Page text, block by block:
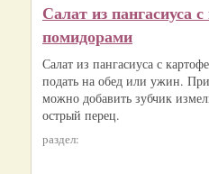
Салат из пангасиуса
помидорами
Салат из пангасиуса с
подать на обед или ужин.
можно добавить зубчик
острый перец.
раздел: